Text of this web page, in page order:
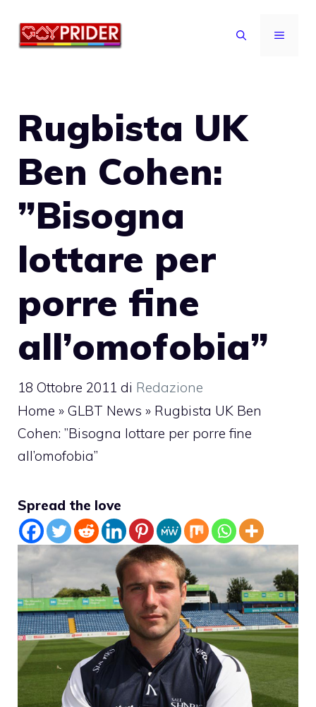
MENU
Rugbista UK
Ben Cohen:
”Bisogna
lottare per
porre fine
all’omofobia”
18 Ottobre 2011 di Redazione
Home » GLBT News » Rugbista UK Ben
Cohen: ”Bisogna lottare per porre fine
all’omofobia”
Spread the love